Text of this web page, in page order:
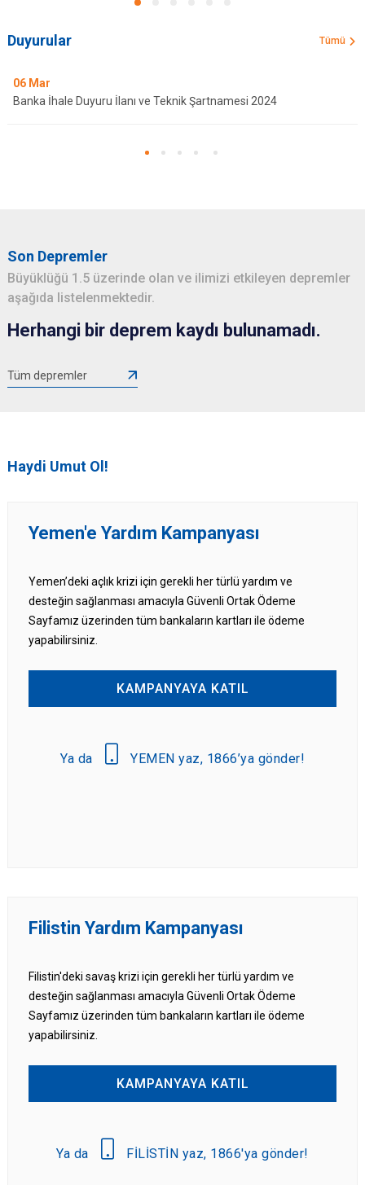
Duyurular Tümü
06 Mar
Banka İhale Duyuru İlanı ve Teknik Şartnamesi 2024
Son Depremler
Büyüklüğü 1.5 üzerinde olan ve ilimizi etkileyen depremler
aşağıda listelenmektedir.
Herhangi bir deprem kaydı bulunamadı.
Tüm depremler
Haydi Umut Ol!
Yemen'e Yardım Kampanyası
Yemen’deki açlık krizi için gerekli her türlü yardım ve
desteğin sağlanması amacıyla Güvenli Ortak Ödeme
Sayfamız üzerinden tüm bankaların kartları ile ödeme
yapabilirsiniz.
KAMPANYAYA KATIL
Ya da YEMEN yaz, 1866’ya gönder!
Filistin Yardım Kampanyası
Filistin'deki savaş krizi için gerekli her türlü yardım ve
desteğin sağlanması amacıyla Güvenli Ortak Ödeme
Sayfamız üzerinden tüm bankaların kartları ile ödeme
yapabilirsiniz.
KAMPANYAYA KATIL
Ya da FİLİSTİN yaz, 1866'ya gönder!